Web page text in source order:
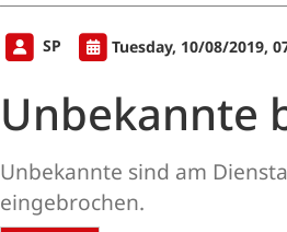
SP Tuesday, 10/08/2019,
Unbekannte
Unbekannte sind am
eingebrochen.